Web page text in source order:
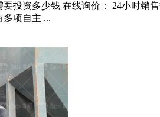
投资多少钱 在线询价： 24小时销
项自主 ...